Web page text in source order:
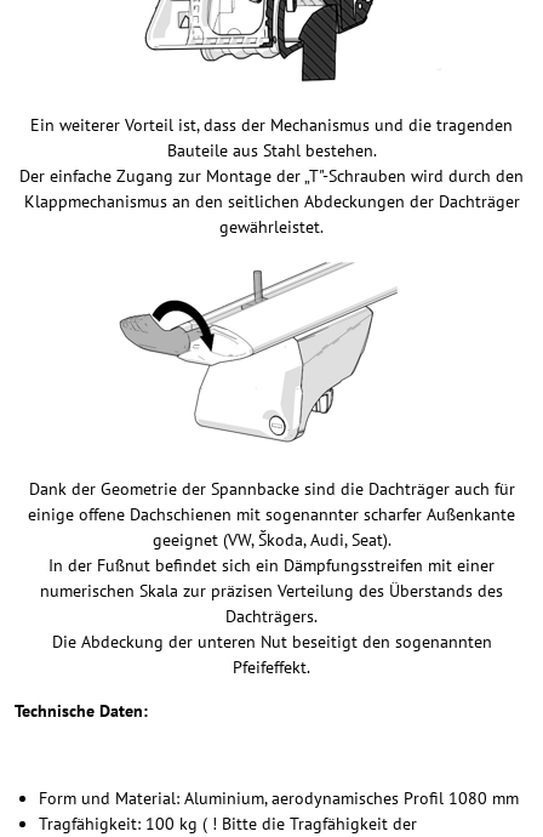
Ein weiterer Vorteil ist, dass der Mechanismus und die tragenden
Bauteile aus Stahl bestehen.
Der einfache Zugang zur Montage der „T"-Schrauben wird durch den
Klappmechanismus an den seitlichen Abdeckungen der Dachträger
gewährleistet.
Dank der Geometrie der Spannbacke sind die Dachträger auch für
einige offene Dachschienen mit sogenannter scharfer Außenkante
geeignet (VW, Škoda, Audi, Seat).
In der Fußnut befindet sich ein Dämpfungsstreifen mit einer
numerischen Skala zur präzisen Verteilung des Überstands des
Dachträgers.
Die Abdeckung der unteren Nut beseitigt den sogenannten
Pfeifeffekt.
Technische Daten:
Form und Material: Aluminium, aerodynamisches Profil 1080 mm
Tragfähigkeit: 100 kg ( ! Bitte die Tragfähigkeit der